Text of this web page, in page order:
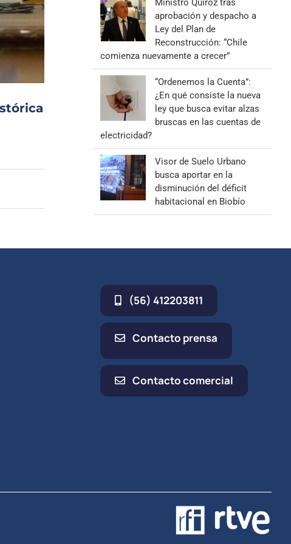
Ministro Quiroz tras
aprobación y despacho a
Ley del Plan de
Reconstrucción: “Chile
comienza nuevamente a crecer”
“Ordenemos la Cuenta”:
¿En qué consiste la nueva
ley que busca evitar alzas
bruscas en las cuentas de
electricidad?
Visor de Suelo Urbano
busca aportar en la
disminución del déficit
habitacional en Biobío
(56) 412203811
Contacto prensa
Contacto comercial